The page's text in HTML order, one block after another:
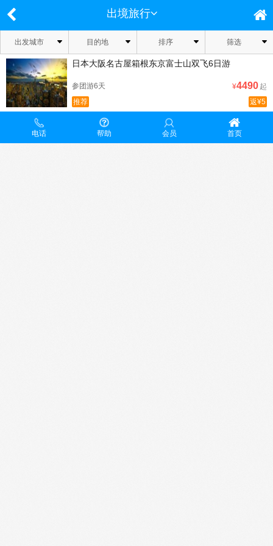
出境旅行
出发城市 目的地 排序 筛选
日本大阪名古屋箱根东京富士山双飞6日游
参团游6天 ¥4490 起
返¥5
推荐
电话 帮助 会员 首页